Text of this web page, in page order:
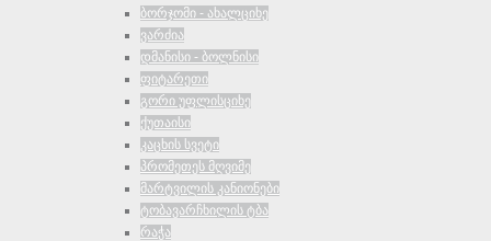
ბორჯომი - ახალციხე
ვარძია
დმანისი - ბოლნისი
ფიტარეთი
გორი უფლისციხე
ქუთაისი
კაცხის სვეტი
პრომეთეს მღვიმე
მარტვილის კანიონები
ტობავარჩხილის ტბა
რაჭა